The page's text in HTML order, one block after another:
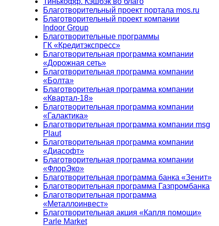
Благотворительный проект портала mos.ru
Благотворительный проект компании
Indoor Group
Благотворительные программы
ГК «Кредитэкспресс»
Благотворительная программа компании
«Дорожная сеть»
Благотворительная программа компании
«Болта»
Благотворительная программа компании
«Квартал-18»
Благотворительная программа компании
«Галактика»
Благотворительная программа компании msg
Plaut
Благотворительная программа компании
«Диасофт»
Благотворительная программа компании
«ФлорЭко»
Благотворительная программа банка «Зенит»
Благотворительная программа Газпромбанка
Благотворительная программа
«Металлоинвест»
Благотворительная акция «Капля помощи»
Parle Market